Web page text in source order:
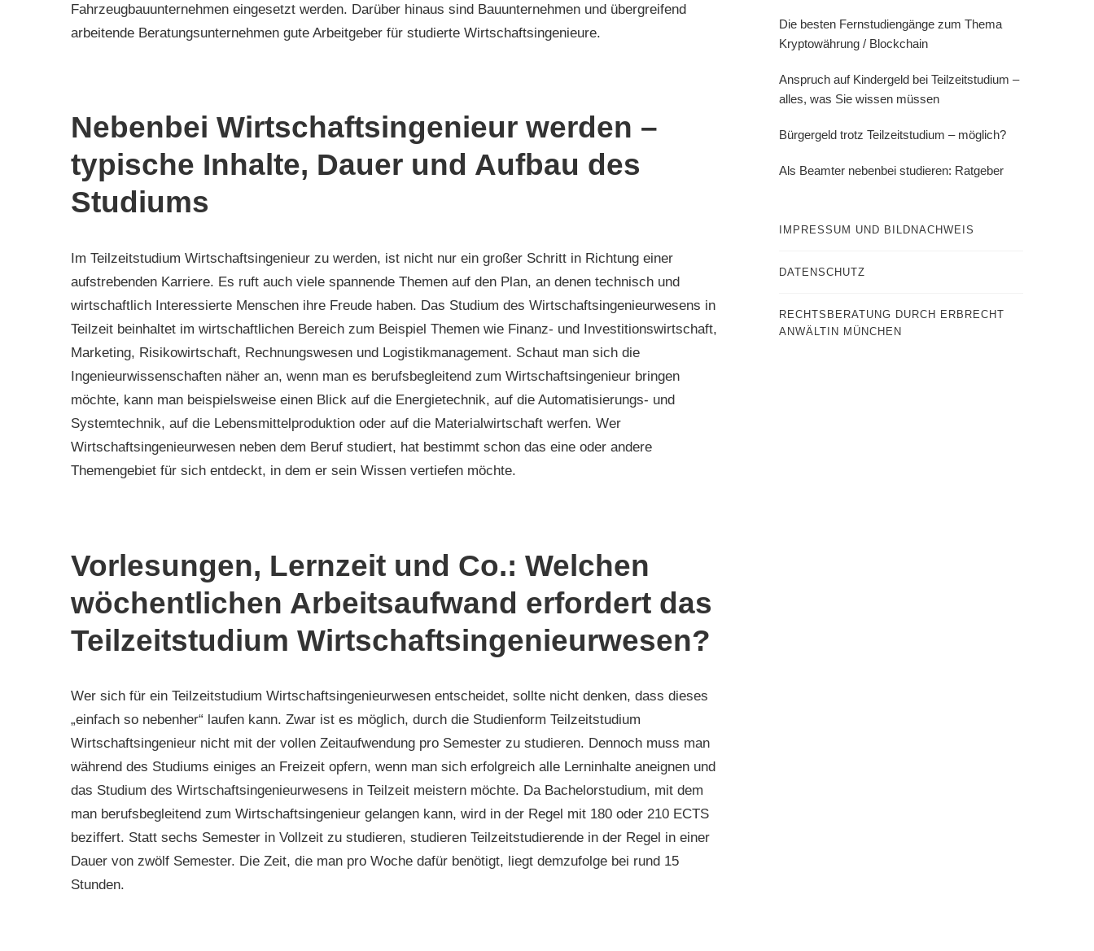
Fahrzeugbauunternehmen eingesetzt werden. Darüber hinaus sind Bauunternehmen und übergreifend
arbeitende Beratungsunternehmen gute Arbeitgeber für studierte Wirtschaftsingenieure.
Nebenbei Wirtschaftsingenieur werden –
typische Inhalte, Dauer und Aufbau des
Studiums
Im Teilzeitstudium Wirtschaftsingenieur zu werden, ist nicht nur ein großer Schritt in Richtung einer
aufstrebenden Karriere. Es ruft auch viele spannende Themen auf den Plan, an denen technisch und
wirtschaftlich Interessierte Menschen ihre Freude haben. Das Studium des Wirtschaftsingenieurwesens in
Teilzeit beinhaltet im wirtschaftlichen Bereich zum Beispiel Themen wie Finanz- und Investitionswirtschaft,
Marketing, Risikowirtschaft, Rechnungswesen und Logistikmanagement. Schaut man sich die
Ingenieurwissenschaften näher an, wenn man es berufsbegleitend zum Wirtschaftsingenieur bringen
möchte, kann man beispielsweise einen Blick auf die Energietechnik, auf die Automatisierungs- und
Systemtechnik, auf die Lebensmittelproduktion oder auf die Materialwirtschaft werfen. Wer
Wirtschaftsingenieurwesen neben dem Beruf studiert, hat bestimmt schon das eine oder andere
Themengebiet für sich entdeckt, in dem er sein Wissen vertiefen möchte.
Vorlesungen, Lernzeit und Co.: Welchen
wöchentlichen Arbeitsaufwand erfordert das
Teilzeitstudium Wirtschaftsingenieurwesen?
Wer sich für ein Teilzeitstudium Wirtschaftsingenieurwesen entscheidet, sollte nicht denken, dass dieses
„einfach so nebenher“ laufen kann. Zwar ist es möglich, durch die Studienform Teilzeitstudium
Wirtschaftsingenieur nicht mit der vollen Zeitaufwendung pro Semester zu studieren. Dennoch muss man
während des Studiums einiges an Freizeit opfern, wenn man sich erfolgreich alle Lerninhalte aneignen und
das Studium des Wirtschaftsingenieurwesens in Teilzeit meistern möchte. Da Bachelorstudium, mit dem
man berufsbegleitend zum Wirtschaftsingenieur gelangen kann, wird in der Regel mit 180 oder 210 ECTS
beziffert. Statt sechs Semester in Vollzeit zu studieren, studieren Teilzeitstudierende in der Regel in einer
Dauer von zwölf Semester. Die Zeit, die man pro Woche dafür benötigt, liegt demzufolge bei rund 15
Stunden.
Die besten Fernstudiengänge zum Thema
Kryptowährung / Blockchain
Anspruch auf Kindergeld bei Teilzeitstudium –
alles, was Sie wissen müssen
Bürgergeld trotz Teilzeitstudium – möglich?
Als Beamter nebenbei studieren: Ratgeber
IMPRESSUM UND BILDNACHWEIS
DATENSCHUTZ
RECHTSBERATUNG DURCH ERBRECHT
ANWÄLTIN MÜNCHEN